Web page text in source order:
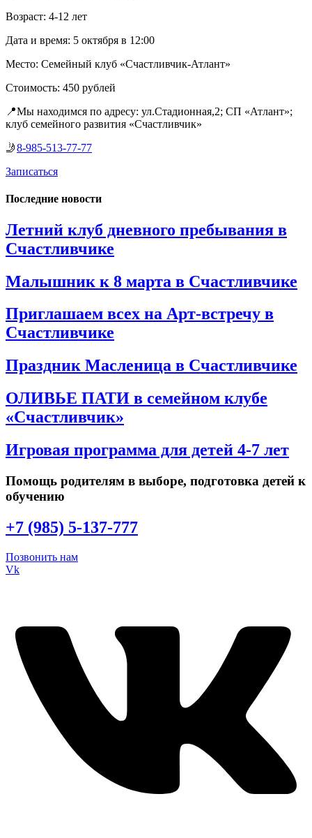
Возраст: 4-12 лет
Дата и время: 5 октября в 12:00
Место: Семейный клуб «Счастливчик-Атлант»
Стоимость: 450 рублей
📍Мы находимся по адресу: ул.Стадионная,2; СП «Атлант»;
клуб семейного развития «Счастливчик»
🤳8-985-513-77-77
Записаться
Последние новости
Летний клуб дневного пребывания в
Счастливчике
Малышник к 8 марта в Счастливчике
Приглашаем всех на Арт-встречу в
Счастливчике
Праздник Масленица в Счастливчике
ОЛИВЬЕ ПАТИ в семейном клубе
«Счастливчик»
Игровая программа для детей 4-7 лет
Помощь родителям в выборе, подготовка детей к
обучению
+7 (985) 5-137-777
Позвонить нам
Vk